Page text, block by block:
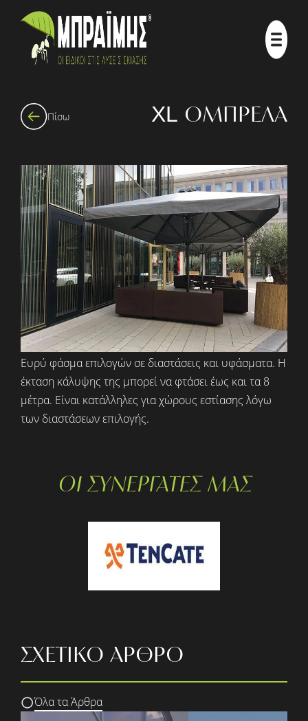
Πίσω XL ΟΜΠΡΕΛΑ
Ευρύ φάσμα επιλογών σε διαστάσεις και υφάσματα. Η
έκταση κάλυψης της μπορεί να φτάσει έως και τα 8
μέτρα. Είναι κατάλληλες για χώρους εστίασης λόγω
των διαστάσεων επιλογής.
ΟΙ ΣΥΝΕΡΓΑΤΕΣ ΜΑΣ
ΣΧΕΤΙΚΟ ΑΡΘΡΟ
Όλα τα Άρθρα